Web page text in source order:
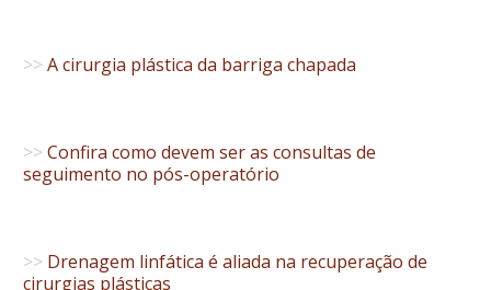
>> A cirurgia plástica da barriga chapada
>> Confira como devem ser as consultas de
seguimento no pós-operatório
>> Drenagem linfática é aliada na recuperação de
cirurgias plásticas